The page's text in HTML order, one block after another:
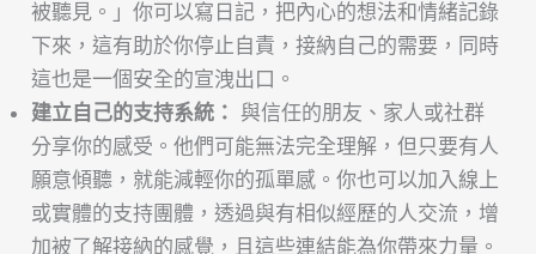
被聽見。」你可以寫日記，把內心的想法和情緒記錄
下來，這有助於你停止自責，接納自己的需要，同時
這也是一個安全的宣洩出口。
建立自己的支持系統 ： 與信任的朋友、家人或社群
分享你的感受。他們可能無法完全理解，但只要有人
願意傾聽，就能減輕你的孤單感。你也可以加入線上
或實體的支持團體，透過與有相似經歷的人交流，增
加被了解接納的感覺，且這些連結能為你帶來力量。